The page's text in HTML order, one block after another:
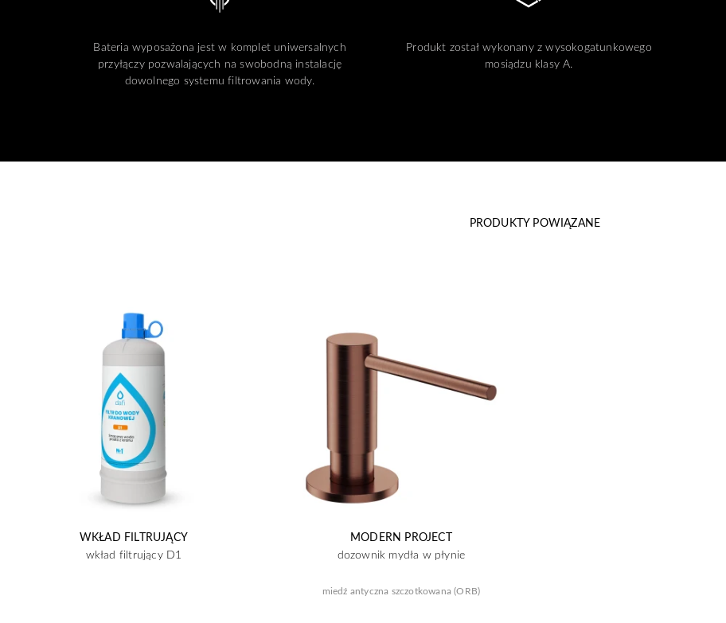
Bateria wyposażona jest w komplet uniwersalnych
przyłączy pozwalających na swobodną instalację
dowolnego systemu filtrowania wody.
Produkt został wykonany z wysokogatunkowego
mosiądzu klasy A.
PRODUKTY POWIĄZANE
WKŁAD FILTRUJĄCY
wkład filtrujący D1
MODERN PROJECT
dozownik mydła w płynie
miedź antyczna szczotkowana (ORB)